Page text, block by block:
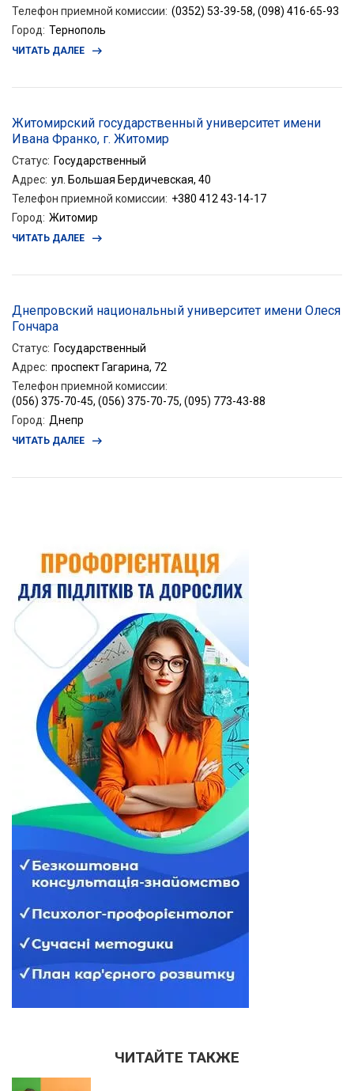
Телефон приемной комиссии: (0352) 53-39-58, (098) 416-65-93
Город: Тернополь
ЧИТАТЬ ДАЛЕЕ
Житомирский государственный университет имени
Ивана Франко, г. Житомир
Статус: Государственный
Адрес: ул. Большая Бердичевская, 40
Телефон приемной комиссии: +380 412 43-14-17
Город: Житомир
ЧИТАТЬ ДАЛЕЕ
Днепровский национальный университет имени Олеся
Гончара
Статус: Государственный
Адрес: проспект Гагарина, 72
Телефон приемной комиссии:
(056) 375-70-45, (056) 375-70-75, (095) 773-43-88
Город: Днепр
ЧИТАТЬ ДАЛЕЕ
ЧИТАЙТЕ ТАКЖЕ